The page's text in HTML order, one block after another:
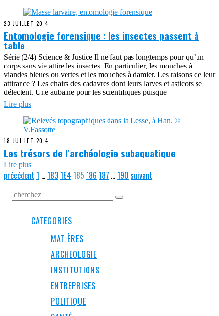
23 JUILLET 2014
Entomologie forensique : les insectes passent à
table
Série (2/4) Science & Justice Il ne faut pas longtemps pour qu’un
corps sans vie attire les insectes. En particulier, les mouches à
viandes bleues ou vertes et les mouches à damier. Les raisons de leur
attirance ? Les chairs des cadavres dont leurs larves et asticots se
délectent. Une aubaine pour les scientifiques puisque
Lire plus
18 JUILLET 2014
Les trésors de l’archéologie subaquatique
Lire plus
précédent 1 …183184 185 186 187 …190 suivant
CATEGORIES
MATIÈRES
ARCHEOLOGIE
INSTITUTIONS
ENTREPRISES
POLITIQUE